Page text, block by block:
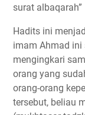
surat albaqarah”
Hadits ini
imam Ahmad ini
mengingkari
orang yang
orang-orang
tersebut, beliau